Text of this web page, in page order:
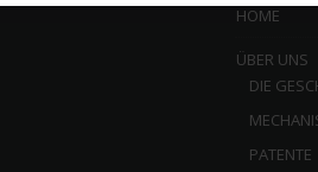
HOME
ÜBER UNS
DIE
PATENTE